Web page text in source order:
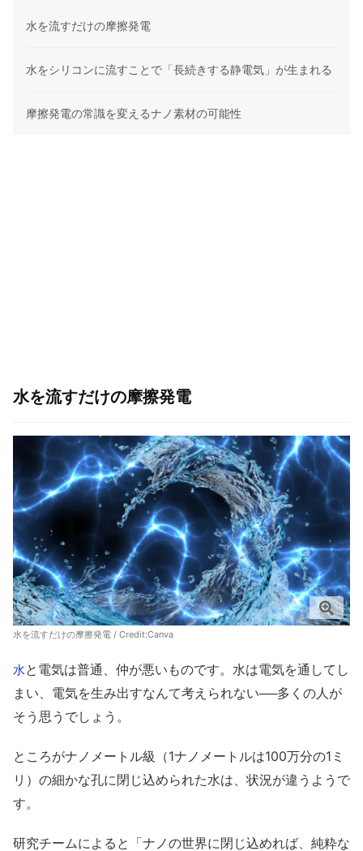
水を流すだけの摩擦発電
水をシリコンに流すことで「長続きする静電気」が生まれる
摩擦発電の常識を変えるナノ素材の可能性
水を流すだけの摩擦発電
水を流すだけの摩擦発電 / Credit:Canva
水と電気は普通、仲が悪いものです。水は電気を通してし
まい、電気を生み出すなんて考えられない──多くの人が
そう思うでしょう。
ところがナノメートル級（1ナノメートルは100万分の1ミ
リ）の細かな孔に閉じ込められた水は、状況が違うようで
す。
研究チームによると「ナノの世界に閉じ込めれば、純粋な